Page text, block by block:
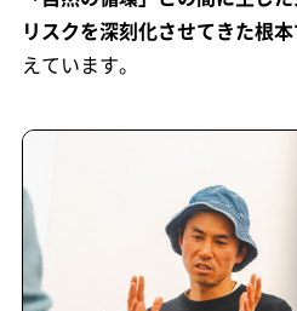
リスクを深刻化させてきた根本
えています。